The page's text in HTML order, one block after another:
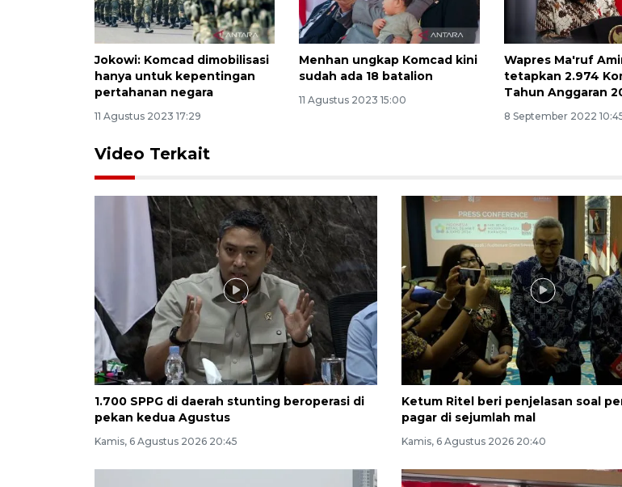
Jokowi: Komcad dimobilisasi
hanya untuk kepentingan
pertahanan negara
11 Agustus 2023 17:29
Menhan ungkap Komcad kini
sudah ada 18 batalion
11 Agustus 2023 15:00
Wapres Ma'ruf
tetapkan 2.974
Tahun Anggaran
8 September 2022
Video Terkait
1.700 SPPG di daerah stunting beroperasi di
pekan kedua Agustus
Kamis, 6 Agustus 2026 20:45
Ketum Ritel beri penjelasan soal
pagar di sejumlah mal
Kamis, 6 Agustus 2026 20:40